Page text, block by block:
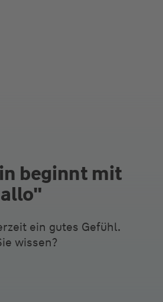
beginnt mit
ein gutes Gefühl.
wissen?